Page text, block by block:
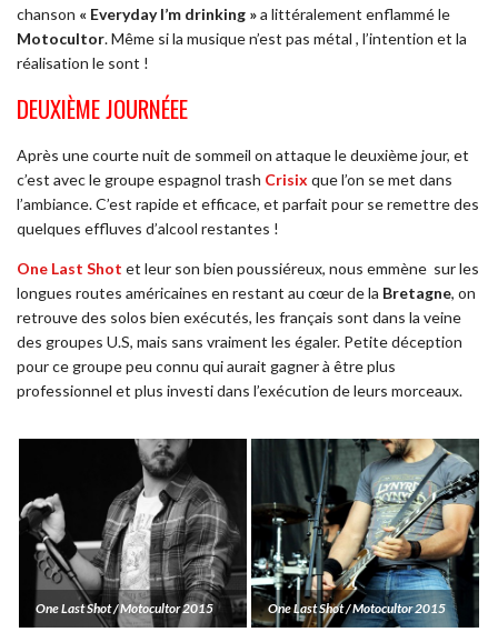
chanson « Everyday I’m drinking »a littéralement enflammé le
Motocultor. Même si la musique n’est pas métal , l’intention et la
réalisation le sont !
DEUXIÈME JOURNÉEE
Après une courte nuit de sommeil on attaque le deuxième jour, et
c’est avec le groupe espagnol trash Crisix que l’on se met dans
l’ambiance. C’est rapide et efficace, et parfait pour se remettre des
quelques effluves d’alcool restantes !
One Last Shot et leur son bien poussiéreux, nous emmène sur les
longues routes américaines en restant au cœur de la Bretagne, on
retrouve des solos bien exécutés, les français sont dans la veine
des groupes U.S, mais sans vraiment les égaler. Petite déception
pour ce groupe peu connu qui aurait gagner à être plus
professionnel et plus investi dans l’exécution de leurs morceaux.
One Last Shot / Motocultor 2015 One Last Shot / Motocultor 2015